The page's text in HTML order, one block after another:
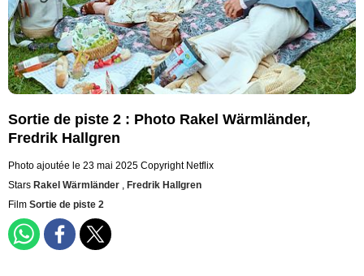
Sortie de piste 2 : Photo Rakel Wärmländer,
Fredrik Hallgren
Photo ajoutée le 23 mai 2025 Copyright Netflix
Stars Rakel Wärmländer , Fredrik Hallgren
Film Sortie de piste 2